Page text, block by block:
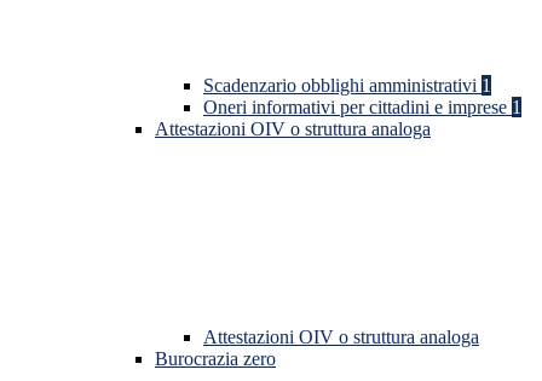
Scadenzario obblighi amministrativi 1
Oneri informativi per cittadini e imprese 1
Attestazioni OIV o struttura analoga
Attestazioni OIV o struttura analoga
Burocrazia zero